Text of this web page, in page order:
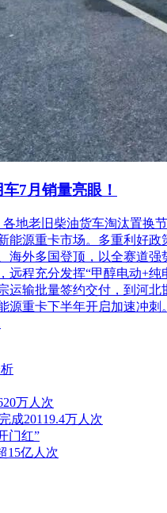
7月销量亮眼！
地老旧柴油货车淘汰置
源重卡市场。多重利好
海外多国登顶，以全赛道
远程充分发挥“甲醇电动+
运输批量签约交付，到河
源重卡下半年开启加速冲
万人次
成20119.4万人次
门红”
15亿人次